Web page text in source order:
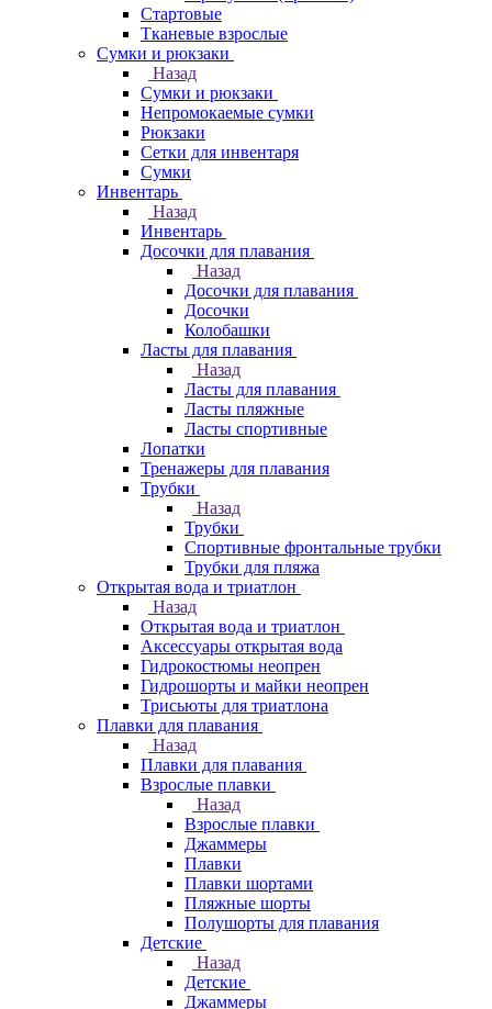
Стартовые
Тканевые взрослые
Сумки и рюкзаки
Назад
Сумки и рюкзаки
Непромокаемые сумки
Рюкзаки
Сетки для инвентаря
Сумки
Инвентарь
Назад
Инвентарь
Досочки для плавания
Назад
Досочки для плавания
Досочки
Колобашки
Ласты для плавания
Назад
Ласты для плавания
Ласты пляжные
Ласты спортивные
Лопатки
Тренажеры для плавания
Трубки
Назад
Трубки
Спортивные фронтальные трубки
Трубки для пляжа
Открытая вода и триатлон
Назад
Открытая вода и триатлон
Аксессуары открытая вода
Гидрокостюмы неопрен
Гидрошорты и майки неопрен
Трисьюты для триатлона
Плавки для плавания
Назад
Плавки для плавания
Взрослые плавки
Назад
Взрослые плавки
Джаммеры
Плавки
Плавки шортами
Пляжные шорты
Полушорты для плавания
Детские
Назад
Детские
Джаммеры